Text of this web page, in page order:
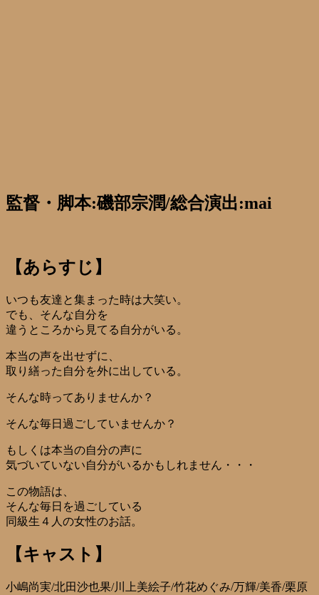
監督・脚本:磯部宗潤/総合演出:mai
【あらすじ】
いつも友達と集まった時は大笑い。
でも、そんな自分を
違うところから見てる自分がいる。
本当の声を出せずに、
取り繕った自分を外に出している。
そんな時ってありませんか？
そんな毎日過ごしていませんか？
もしくは本当の自分の声に
気づいていない自分がいるかもしれません・・・
この物語は、
そんな毎日を過ごしている
同級生４人の女性のお話。
【キャスト】
小嶋尚実/北田沙也果/川上美絵子/竹花めぐみ/万輝/美香/栗原